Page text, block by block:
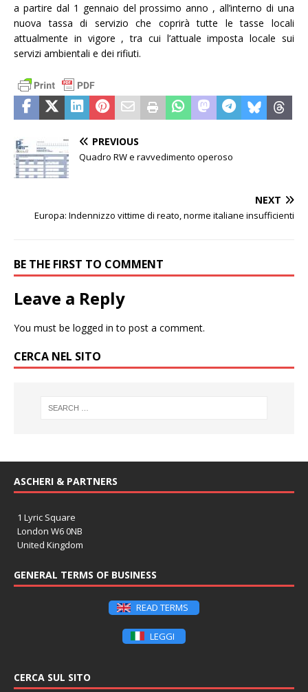
a partire dal 1 gennaio del prossimo anno , all’interno di una
nuova tassa di servizio che coprirà tutte le tasse locali
attualmente in vigore , tra cui l’attuale imposta locale sui
servizi ambientali e dei rifiuti.
PREVIOUS
Quadro RW e ravvedimento operoso
NEXT
Europa: Indennizzo vittime di reato, norme italiane insufficienti
BE THE FIRST TO COMMENT
Leave a Reply
You must be logged in to post a comment.
CERCA NEL SITO
ASCHERI & PARTNERS
1 Lyric Square
London W6 0NB
United Kingdom
GENERAL TERMS OF BUSINESS
READ TERMS
LEGGI
CERCA SUL SITO